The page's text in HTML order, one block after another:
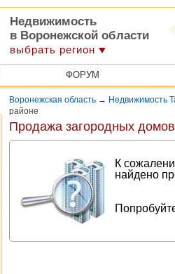
Недвижимость
в Воронежской области
выбрать регион
ФОРУМ
Воронежская область → Недвижимость
районе
Продажа загородных
К
найдено